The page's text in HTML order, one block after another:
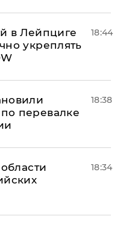
в Лейпциге
укреплять
18:44
перевалке
18:38
18:34